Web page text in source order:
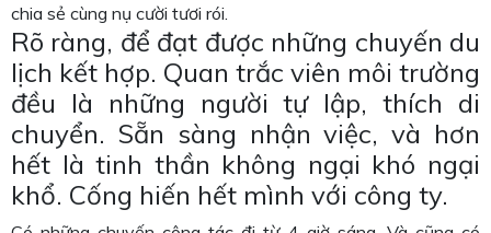
chia sẻ cùng nụ cười tươi rói.
Rõ ràng, để đạt được những chuyến du
lịch kết hợp. Quan trắc viên môi trường
đều là những người tự lập, thích di
chuyển. Sẵn sàng nhận việc, và hơn
hết là tinh thần không ngại khó ngại
khổ. Cống hiến hết mình với công ty.